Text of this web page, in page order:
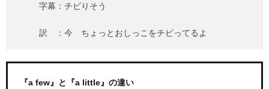
字幕：チビりそう
訳 ：今 ちょっとおしっこをチビってるよ
『a few』と『a little』の違い